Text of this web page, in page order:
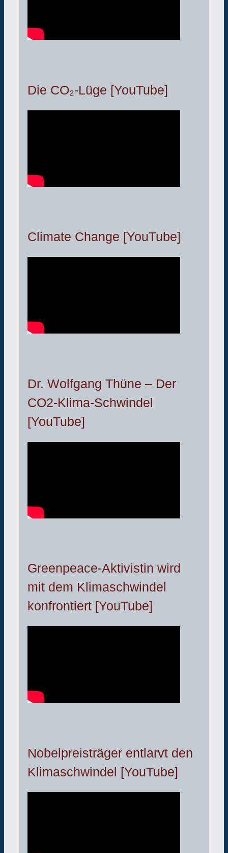
Die CO₂-Lüge [YouTube]
Climate Change [YouTube]
Dr. Wolfgang Thüne – Der
CO2-Klima-Schwindel
[YouTube]
Greenpeace-Aktivistin wird
mit dem Klimaschwindel
konfrontiert [YouTube]
Nobelpreisträger entlarvt den
Klimaschwindel [YouTube]